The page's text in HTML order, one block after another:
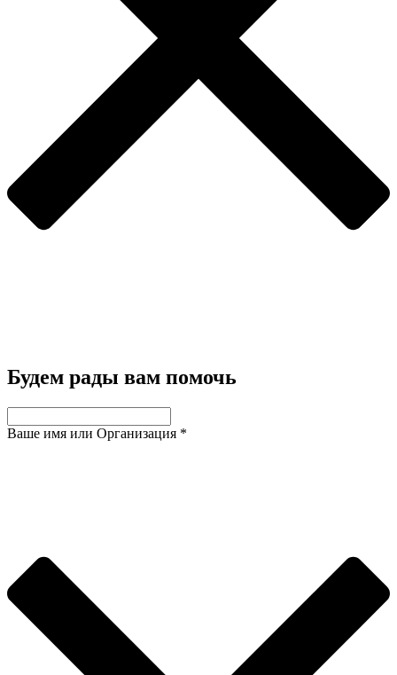
Будем рады вам помочь
Ваше имя или Организация *